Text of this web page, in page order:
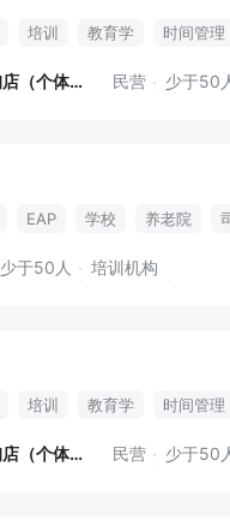
培训 教育学
时间管理
广州市越秀区心汽泡心理咨询店（个体工商户） 民营 少于50
EAP 学校 养老院
少于50人 培训机构
培训 教育学
时间管理
广州市越秀区心汽泡心理咨询店（个体工商户） 民营 少于50